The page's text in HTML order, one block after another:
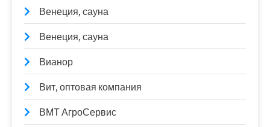
Венеция, сауна
Венеция, сауна
Вианор
Вит, оптовая компания
ВМТ АгроСервис